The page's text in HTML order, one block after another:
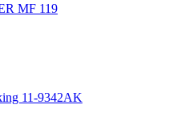
MF 119
11-9342AK